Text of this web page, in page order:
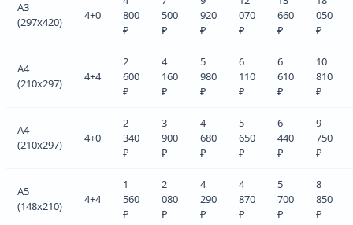
A3
(297x420)
4+0
800
₽
500
₽
920
₽
070
₽
660
₽
050
₽
A4
(210x297)
4+4
2
600
₽
4
160
₽
5
980
₽
6
110
₽
6
610
₽
10
810
₽
A4
(210x297)
4+0
2
340
₽
3
900
₽
4
680
₽
5
650
₽
6
440
₽
9
750
₽
A5
(148x210)
4+4
1
560
₽
2
080
₽
4
290
₽
4
870
₽
5
700
₽
8
850
₽